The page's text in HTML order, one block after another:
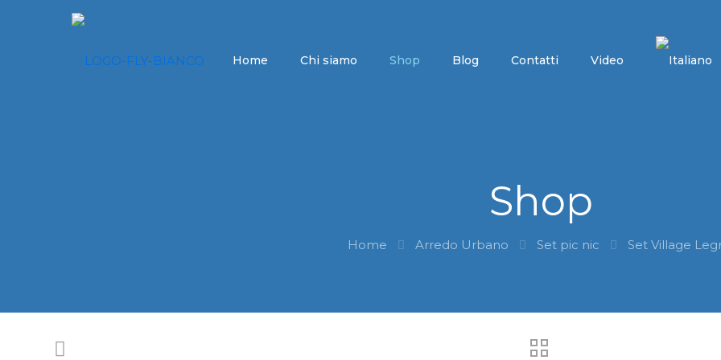
Home Chi siamo Shop Blog Contatti Video
Shop
Home Arredo Urbano Set pic nic Set Village